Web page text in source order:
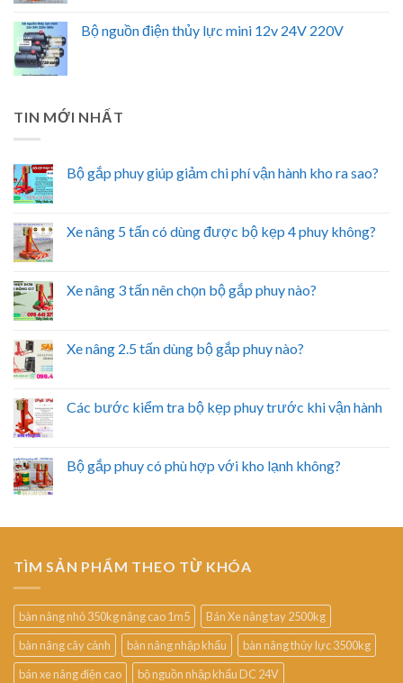
Bộ nguồn điện thủy lực mini 12v 24V 220V
TIN MỚI NHẤT
Bộ gắp phuy giúp giảm chi phí vận hành kho ra sao?
Xe nâng 5 tấn có dùng được bộ kẹp 4 phuy không?
Xe nâng 3 tấn nên chọn bộ gắp phuy nào?
Xe nâng 2.5 tấn dùng bộ gắp phuy nào?
Các bước kiểm tra bộ kẹp phuy trước khi vận hành
Bộ gắp phuy có phù hợp với kho lạnh không?
TÌM SẢN PHẨM THEO TỪ KHÓA
bàn nâng nhỏ 350kg nâng cao 1m5
Bán Xe nâng tay 2500kg
bàn nâng cây cảnh
bàn nâng nhập khẩu
bàn nâng thủy lực 3500kg
bán xe nâng điện cao
bộ nguồn nhập khẩu DC 24V